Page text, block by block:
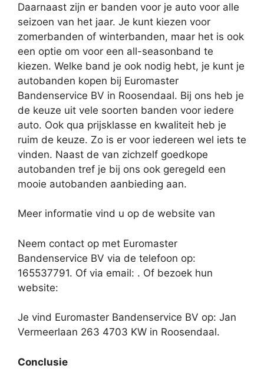
Daarnaast zijn er banden voor je auto voor alle
seizoen van het jaar. Je kunt kiezen voor
zomerbanden of winterbanden, maar het is ook
een optie om voor een all-seasonband te
kiezen. Welke band je ook nodig hebt, je kunt je
autobanden kopen bij Euromaster
Bandenservice BV in Roosendaal. Bij ons heb je
de keuze uit vele soorten banden voor iedere
auto. Ook qua prijsklasse en kwaliteit heb je
ruim de keuze. Zo is er voor iedereen wel iets te
vinden. Naast de van zichzelf goedkope
autobanden tref je bij ons ook geregeld een
mooie autobanden aanbieding aan.
Meer informatie vind u op de website van
Neem contact op met Euromaster
Bandenservice BV via de telefoon op:
165537791. Of via email: . Of bezoek hun
website:
Je vind Euromaster Bandenservice BV op: Jan
Vermeerlaan 263 4703 KW in Roosendaal.
Conclusie